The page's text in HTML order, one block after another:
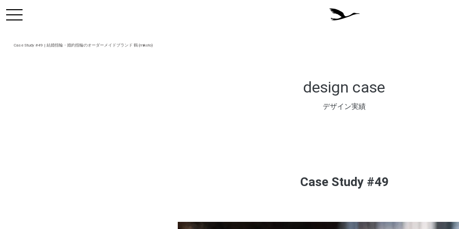
Case Study #49 | 結婚指輪・婚約指輪のオーダーメイドブランド 鶴 (mikoto)
design case
デザイン実績
toggle
navigation
Case Study #49